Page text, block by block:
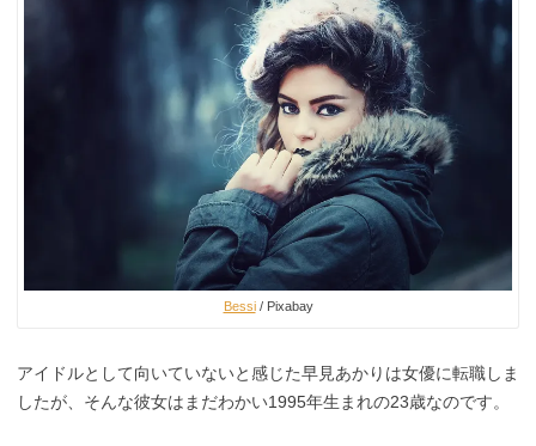
Bessi/ Pixabay
アイドルとして向いていないと感じた早見あかりは女優に転職しま
したが、そんな彼女はまだわかい1995年生まれの23歳なのです。